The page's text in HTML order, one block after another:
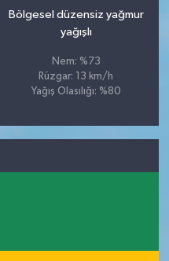
Bölgesel düzensiz yağmur
yağışlı
Nem: %73
Rüzgar: 13 km/h
Yağış Olasılığı: %80